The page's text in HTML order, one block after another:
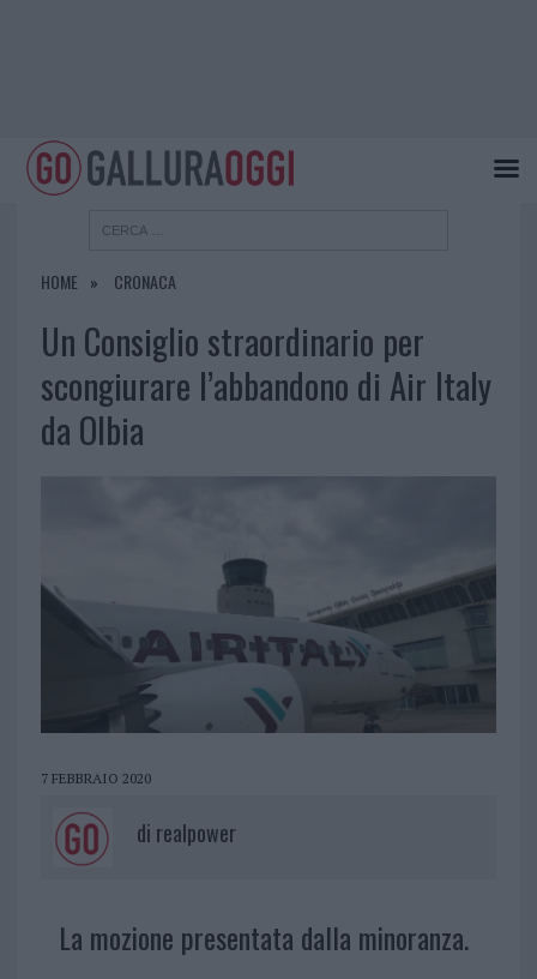
HOME CRONACA
Un Consiglio straordinario per
scongiurare l’abbandono di Air Italy
da Olbia
7 FEBBRAIO 2020
di realpower
La mozione presentata dalla minoranza.